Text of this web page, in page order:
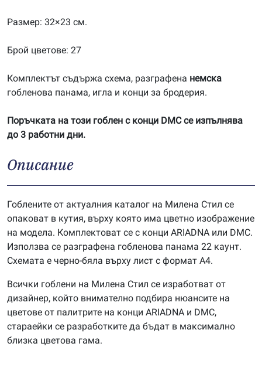
Размер: 32×23 см.
Брой цветове: 27
Комплектът съдържа схема, разграфена немска
гобленова панама, игла и конци за бродерия.
Поръчката на този гоблен с конци DMC се изпълнява
до 3 работни дни.
Описание
Гоблените от актуалния каталог на Милена Стил се
опаковат в кутия, върху която има цветно изображение
на модела. Комплектоват се с конци ARIADNA или DMC.
Използва се разграфена гобленова панама 22 каунт.
Схемата е черно-бяла върху лист с формат А4.
Всички гоблени на Милена Стил се изработват от
дизайнер, който внимателно подбира нюансите на
цветове от палитрите на конци ARIADNA и DMC,
стараейки се разработките да бъдат в максимално
близка цветова гама.